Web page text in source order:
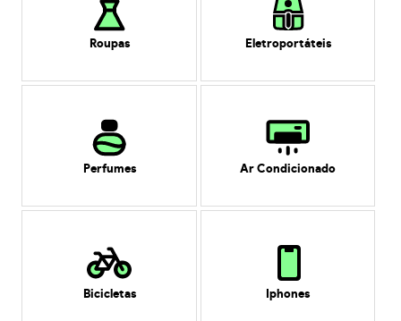
Roupas Eletroportáteis
Perfumes Ar Condicionado
Bicicletas Iphones